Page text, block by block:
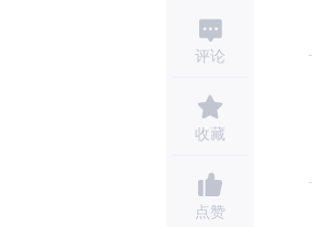
评论
收藏
点赞
导读